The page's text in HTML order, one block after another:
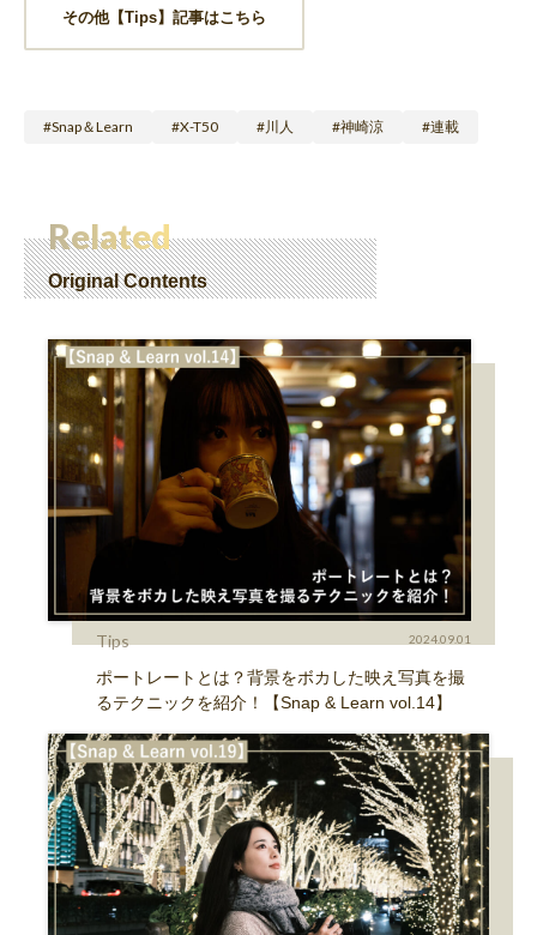
その他【Tips】記事はこちら
Snap＆Learn X-T50 川人 神崎涼 連載
Related
Original Contents
Tips 2024.09.01
ポートレートとは？背景をボカした映え写真を撮
るテクニックを紹介！【Snap & Learn vol.14】